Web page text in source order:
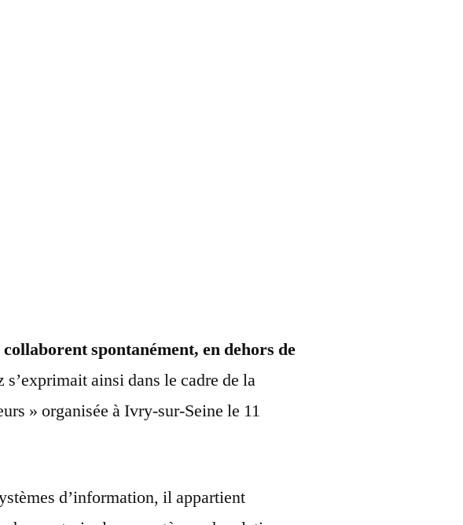
spontanément, en dehors de
s’exprimait ainsi dans le cadre de la
» organisée à Ivry-sur-Seine le 11
d’information, il appartient